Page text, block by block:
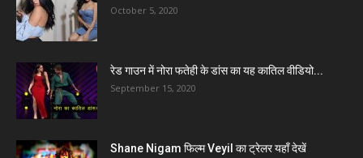
October 5, 2020
रेड गाउन में नोरा फतेही के डांस का यह कातिल वीडियो...
September 15, 2020
Shane Nigam फिल्म Veyil का ट्रेलर यहाँ देखें